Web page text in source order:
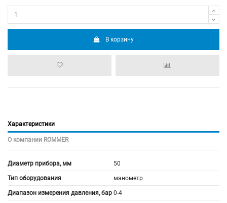
В корзину
Характеристики
О компании ROMMER
Диаметр прибора, мм 50
Тип оборудования манометр
Диапазон измерения давления, бар 0-4